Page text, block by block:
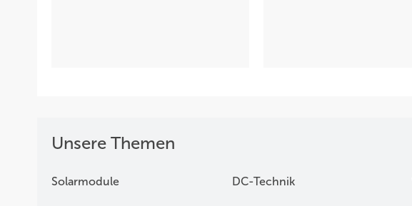
Unsere Themen
Solarmodule DC-Technik